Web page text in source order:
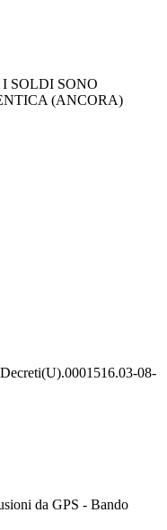
SOLDI SONO
(ANCORA)
08-
da GPS - Bando